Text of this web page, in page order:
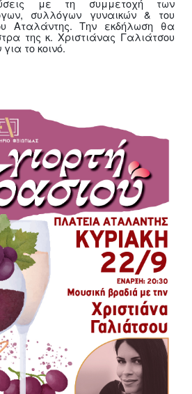
με τη συμμετοχή των
συλλόγων γυναικών & του
Αταλάντης. Την εκδήλωση θα
της κ. Χριστιάνας Γαλιάτσου
το κοινό.